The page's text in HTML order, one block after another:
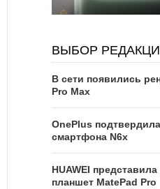
ВЫБОР
В сети появились
Pro Max
OnePlus
смартфона N6x
HUAWEI
планшет MatePad Pro